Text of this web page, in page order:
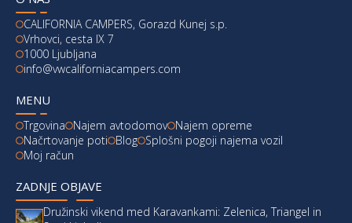
CALIFORNIA CAMPERS, Gorazd Kunej s.p.
Vrhovci, cesta IX 7
1000 Ljubljana
info@vwcaliforniacampers.com
MENU
Trgovina Najem avtodomov Najem opreme
Načrtovanje poti
Blog Splošni pogoji najema vozil
Moj račun
ZADNJE OBJAVE
Družinski vikend med Karavankami: Zelenica, Triangel in